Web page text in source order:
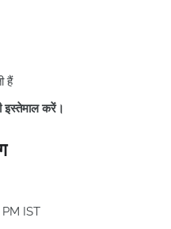
हैं
करें।
IST